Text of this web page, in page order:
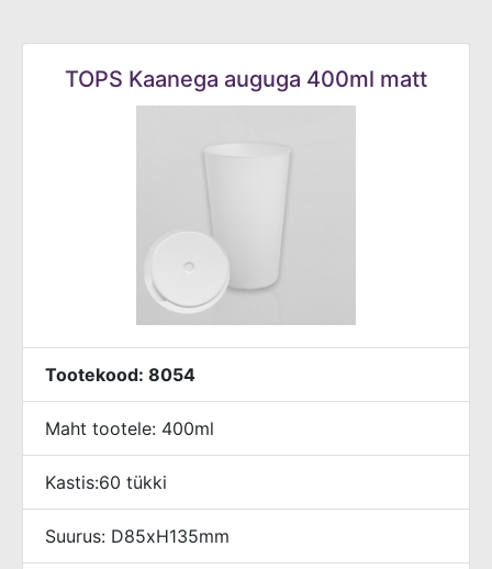
TOPS Kaanega auguga 400ml matt
Tootekood: 8054
Maht tootele: 400ml
Kastis:60 tükki
Suurus: D85xH135mm